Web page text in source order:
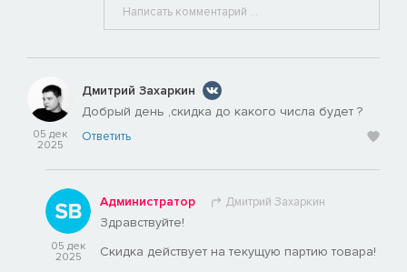
05 дек
2025
Дмитрий Захаркин
Добрый день ,скидка до какого числа будет ?
Ответить
05 дек
2025
Администратор Дмитрий Захаркин
Здравствуйте!
Скидка действует на текущую партию товара!